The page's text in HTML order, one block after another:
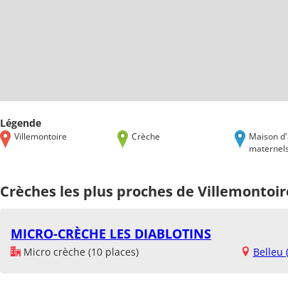
Légende
Villemontoire Crèche
Maison
Crèches les plus proches de
MICRO-CRÈCHE LES DIABLOTINS
Micro crèche (10 places) Belleu